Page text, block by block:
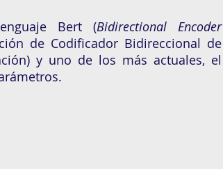
Bert (Bidirectional Encoder
de Codificador Bidireccional de
y uno de los más actuales, el